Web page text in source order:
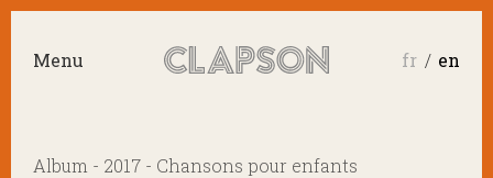
Menu fr en
Album - 2017 - Chansons pour enfants